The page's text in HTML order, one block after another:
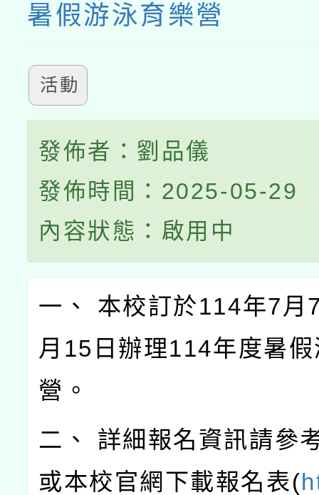
暑假游泳育樂營
活動
發佈者：劉品儀
發佈時間：2025-05-29
內容狀態：啟用中
一、 本校訂於114年7月
月15日辦理114年度暑
營。
二、 詳細報名資訊請參
或本校官網下載報名表(